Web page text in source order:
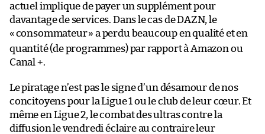
actuel implique de payer un supplément pour
davantage de services. Dans le cas de DAZN, le
«consommateur» a perdu beaucoup en qualité et en
quantité (de programmes) par rapport à Amazon ou
Canal +.
Le piratage n’est pas le signe d’un désamour de nos
concitoyens pour la Ligue 1 ou le club de leur cœur. Et
même en Ligue 2, le combat des ultras contre la
diffusion le vendredi éclaire au contraire leur